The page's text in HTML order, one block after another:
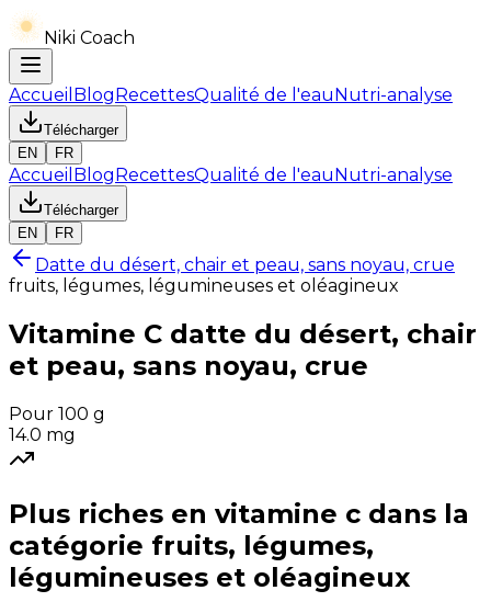
Niki Coach
Accueil BlogRecettesQualité de l'eauNutri-analyse
Télécharger
EN
FR
Accueil BlogRecettesQualité de l'eauNutri-analyse
Télécharger
EN
FR
Datte du désert, chair et peau, sans noyau, crue
fruits, légumes, légumineuses et oléagineux
Vitamine C datte du désert, chair
et peau, sans noyau, crue
Pour 100 g
14.0 mg
Plus riches en vitamine c dans la
catégorie fruits, légumes,
légumineuses et oléagineux